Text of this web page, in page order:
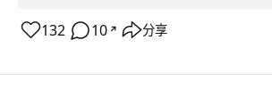
132 10 ↗ 分享